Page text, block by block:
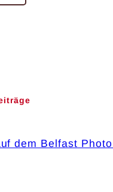
dem Belfast